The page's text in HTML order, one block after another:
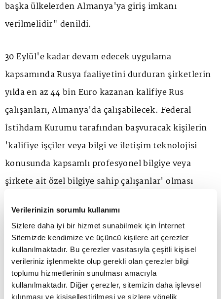
Verilerinizin sorumlu kullanımı
Sizlere daha iyi bir hizmet sunabilmek için İnternet
Sitemizde kendimize ve üçüncü kişilere ait çerezler
kullanılmaktadır. Bu çerezler vasıtasıyla çeşitli kişisel
verileriniz işlenmekte olup gerekli olan çerezler bilgi
toplumu hizmetlerinin sunulması amacıyla
kullanılmaktadır. Diğer çerezler, sitemizin daha işlevsel
kılınması ve kişiselleştirilmesi ve sizlere yönelik
başka ülkelerden Almanya'ya giriş imkanı
verilmelidir" denildi.
30 Eylül'e kadar devam edecek uygulama
kapsamında Rusya faaliyetini durduran şirketlerin
yılda en az 44 bin Euro kazanan kalifiye Rus
çalışanları, Almanya'da çalışabilecek. Federal
İstihdam Kurumu tarafından başvuracak kişilerin
'kalifiye işçiler veya bilgi ve iletişim teknolojisi
konusunda kapsamlı profesyonel bilgiye veya
şirkete ait özel bilgiye sahip çalışanlar' olması
ANA SAYFA SEKTÖRLER İŞ DÜNYASI
Turkcell Genel Müdürü, Dünya
GSM Birliği Teknoloji Grubu Başkanı oldu